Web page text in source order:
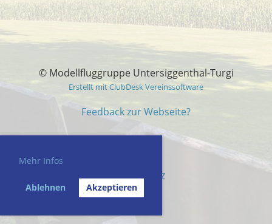
Mehr Infos
Ablehnen Akzeptieren
© Modellfluggruppe Untersiggenthal-Turgi
Erstellt mit ClubDesk Vereinssoftware
Feedback zur Webseite?
Datenschutz